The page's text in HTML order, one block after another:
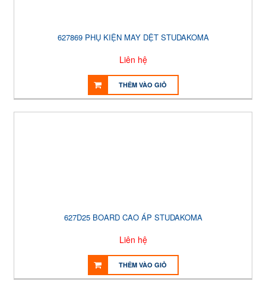
627869 PHỤ KIỆN MAY DỆT STUDAKOMA
Liên hệ
THÊM VÀO GIỎ
627D25 BOARD CAO ÁP STUDAKOMA
Liên hệ
THÊM VÀO GIỎ